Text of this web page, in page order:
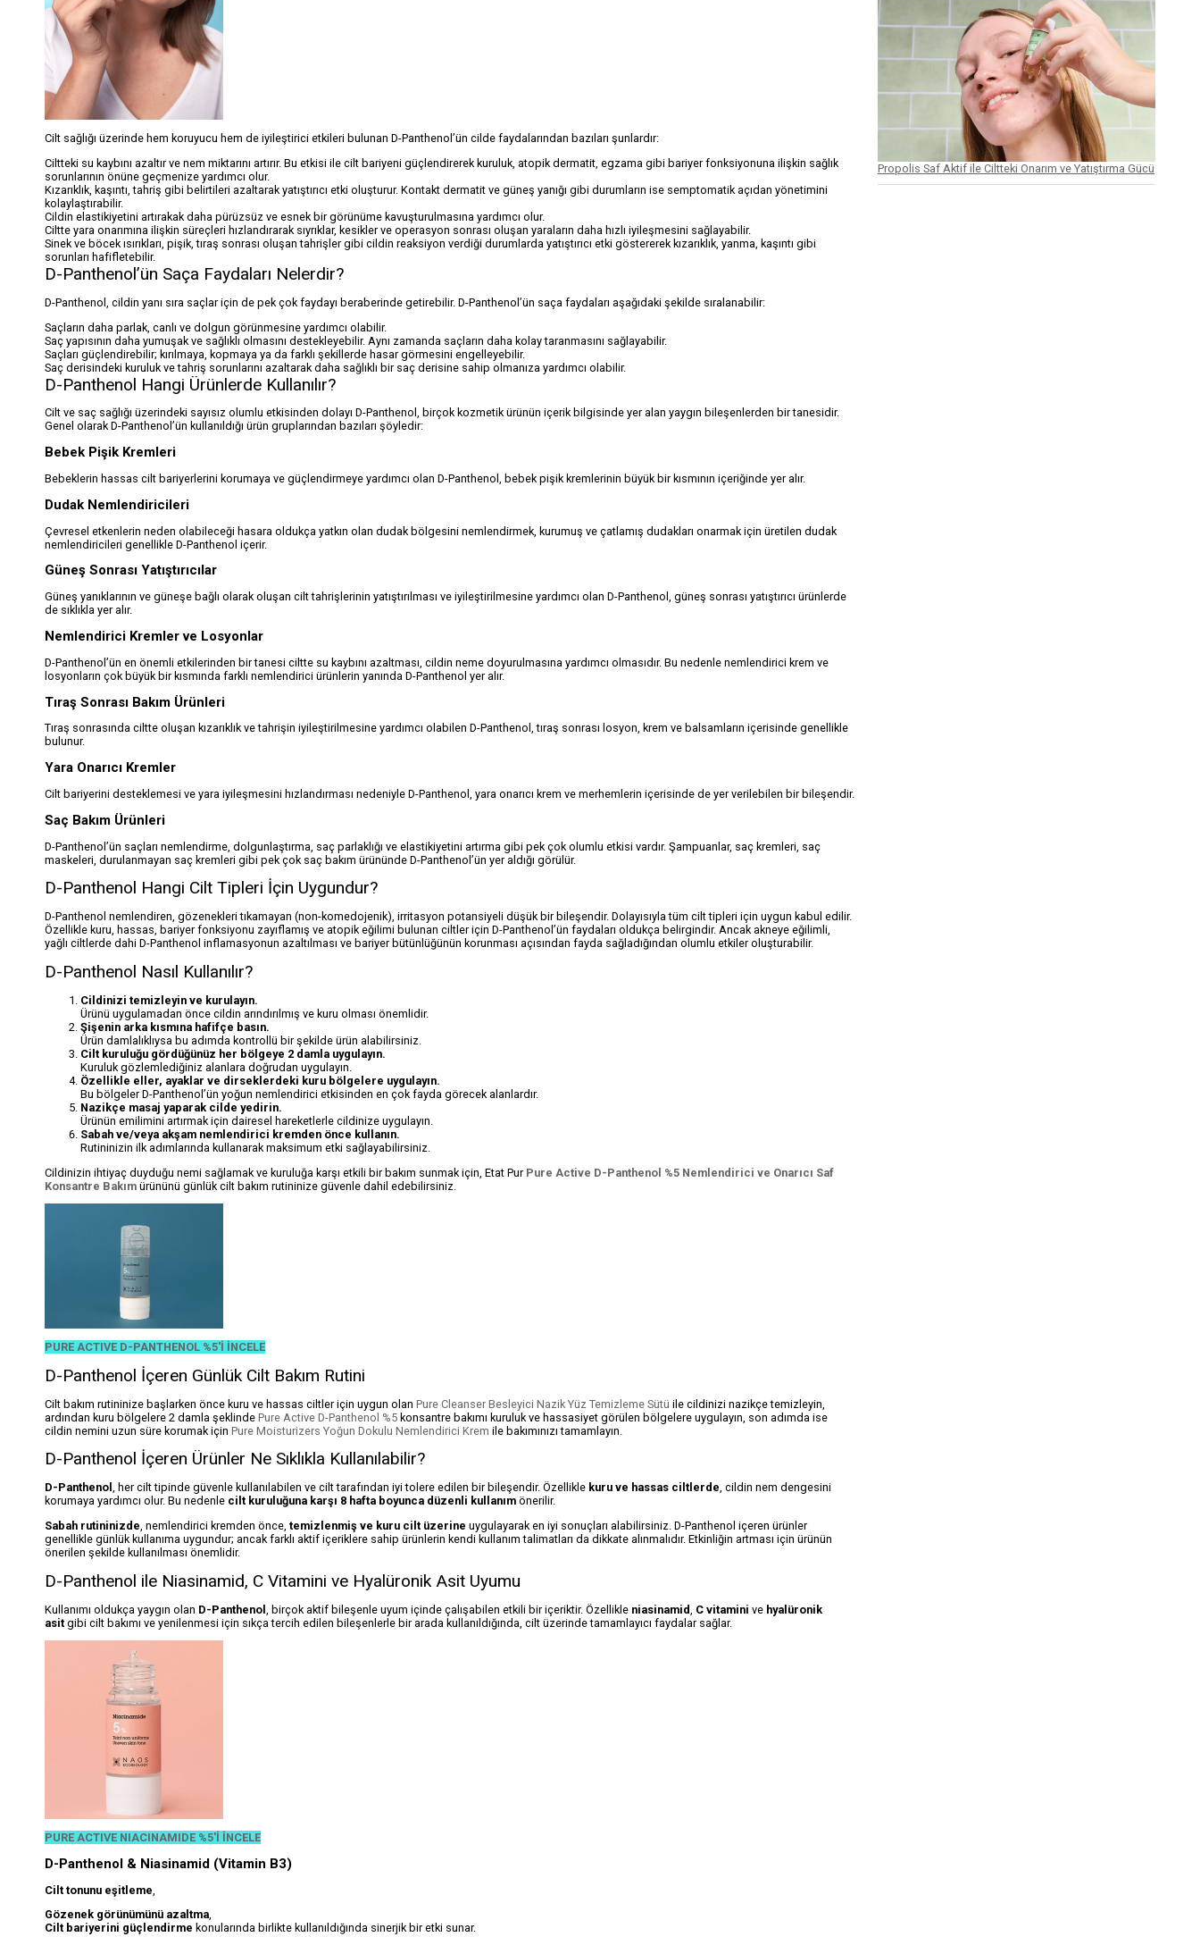
Cilt sağlığı üzerinde hem koruyucu hem de iyileştirici etkileri bulunan D-Panthenol’ün cilde faydalarından bazıları şunlardır:
Ciltteki su kaybını azaltır ve nem miktarını artırır. Bu etkisi ile cilt bariyeni güçlendirerek kuruluk, atopik dermatit, egzama gibi bariyer fonksiyonuna ilişkin sağlık
sorunlarının önüne geçmenize yardımcı olur.
Kızarıklık, kaşıntı, tahriş gibi belirtileri azaltarak yatıştırıcı etki oluşturur. Kontakt dermatit ve güneş yanığı gibi durumların ise semptomatik açıdan yönetimini
kolaylaştırabilir.
Cildin elastikiyetini artırakak daha pürüzsüz ve esnek bir görünüme kavuşturulmasına yardımcı olur.
Ciltte yara onarımına ilişkin süreçleri hızlandırarak sıyrıklar, kesikler ve operasyon sonrası oluşan yaraların daha hızlı iyileşmesini sağlayabilir.
Sinek ve böcek ısırıkları, pişik, tıraş sonrası oluşan tahrişler gibi cildin reaksiyon verdiği durumlarda yatıştırıcı etki göstererek kızarıklık, yanma, kaşıntı gibi
sorunları hafifletebilir.
D-Panthenol’ün Saça Faydaları Nelerdir?
D-Panthenol, cildin yanı sıra saçlar için de pek çok faydayı beraberinde getirebilir. D-Panthenol’ün saça faydaları aşağıdaki şekilde sıralanabilir:
Saçların daha parlak, canlı ve dolgun görünmesine yardımcı olabilir.
Saç yapısının daha yumuşak ve sağlıklı olmasını destekleyebilir. Aynı zamanda saçların daha kolay taranmasını sağlayabilir.
Saçları güçlendirebilir; kırılmaya, kopmaya ya da farklı şekillerde hasar görmesini engelleyebilir.
Saç derisindeki kuruluk ve tahriş sorunlarını azaltarak daha sağlıklı bir saç derisine sahip olmanıza yardımcı olabilir.
D-Panthenol Hangi Ürünlerde Kullanılır?
Cilt ve saç sağlığı üzerindeki sayısız olumlu etkisinden dolayı D-Panthenol, birçok kozmetik ürünün içerik bilgisinde yer alan yaygın bileşenlerden bir tanesidir.
Genel olarak D-Panthenol’ün kullanıldığı ürün gruplarından bazıları şöyledir:
Bebek Pişik Kremleri
Bebeklerin hassas cilt bariyerlerini korumaya ve güçlendirmeye yardımcı olan D-Panthenol, bebek pişik kremlerinin büyük bir kısmının içeriğinde yer alır.
Dudak Nemlendiricileri
Çevresel etkenlerin neden olabileceği hasara oldukça yatkın olan dudak bölgesini nemlendirmek, kurumuş ve çatlamış dudakları onarmak için üretilen dudak
nemlendiricileri genellikle D-Panthenol içerir.
Güneş Sonrası Yatıştırıcılar
Güneş yanıklarının ve güneşe bağlı olarak oluşan cilt tahrişlerinin yatıştırılması ve iyileştirilmesine yardımcı olan D-Panthenol, güneş sonrası yatıştırıcı ürünlerde
de sıklıkla yer alır.
Nemlendirici Kremler ve Losyonlar
D-Panthenol’ün en önemli etkilerinden bir tanesi ciltte su kaybını azaltması, cildin neme doyurulmasına yardımcı olmasıdır. Bu nedenle nemlendirici krem ve
losyonların çok büyük bir kısmında farklı nemlendirici ürünlerin yanında D-Panthenol yer alır.
Tıraş Sonrası Bakım Ürünleri
Tıraş sonrasında ciltte oluşan kızarıklık ve tahrişin iyileştirilmesine yardımcı olabilen D-Panthenol, tıraş sonrası losyon, krem ve balsamların içerisinde genellikle
bulunur.
Yara Onarıcı Kremler
Cilt bariyerini desteklemesi ve yara iyileşmesini hızlandırması nedeniyle D-Panthenol, yara onarıcı krem ve merhemlerin içerisinde de yer verilebilen bir bileşendir.
Saç Bakım Ürünleri
D-Panthenol’ün saçları nemlendirme, dolgunlaştırma, saç parlaklığı ve elastikiyetini artırma gibi pek çok olumlu etkisi vardır. Şampuanlar, saç kremleri, saç
maskeleri, durulanmayan saç kremleri gibi pek çok saç bakım ürününde D-Panthenol’ün yer aldığı görülür.
D-Panthenol Hangi Cilt Tipleri İçin Uygundur?
D-Panthenol nemlendiren, gözenekleri tıkamayan (non-komedojenik), irritasyon potansiyeli düşük bir bileşendir. Dolayısıyla tüm cilt tipleri için uygun kabul edilir.
Özellikle kuru, hassas, bariyer fonksiyonu zayıflamış ve atopik eğilimi bulunan ciltler için D-Panthenol’ün faydaları oldukça belirgindir. Ancak akneye eğilimli,
yağlı ciltlerde dahi D-Panthenol inflamasyonun azaltılması ve bariyer bütünlüğünün korunması açısından fayda sağladığından olumlu etkiler oluşturabilir.
D-Panthenol Nasıl Kullanılır?
Cildinizi temizleyin ve kurulayın.
Ürünü uygulamadan önce cildin arındırılmış ve kuru olması önemlidir.
Şişenin arka kısmına hafifçe basın.
Ürün damlalıklıysa bu adımda kontrollü bir şekilde ürün alabilirsiniz.
Cilt kuruluğu gördüğünüz her bölgeye 2 damla uygulayın.
Kuruluk gözlemlediğiniz alanlara doğrudan uygulayın.
Özellikle eller, ayaklar ve dirseklerdeki kuru bölgelere uygulayın.
Bu bölgeler D-Panthenol’ün yoğun nemlendirici etkisinden en çok fayda görecek alanlardır.
Nazikçe masaj yaparak cilde yedirin.
Ürünün emilimini artırmak için dairesel hareketlerle cildinize uygulayın.
Sabah ve/veya akşam nemlendirici kremden önce kullanın.
Rutininizin ilk adımlarında kullanarak maksimum etki sağlayabilirsiniz.
Cildinizin ihtiyaç duyduğu nemi sağlamak ve kuruluğa karşı etkili bir bakım sunmak için, Etat Pur Pure Active D-Panthenol %5 Nemlendirici ve Onarıcı Saf
Konsantre Bakım ürününü günlük cilt bakım rutininize güvenle dahil edebilirsiniz.
PURE ACTIVE D-PANTHENOL %5'İ İNCELE
D-Panthenol İçeren Günlük Cilt Bakım Rutini
Cilt bakım rutininize başlarken önce kuru ve hassas ciltler için uygun olan Pure Cleanser Besleyici Nazik Yüz Temizleme Sütü ile cildinizi nazikçe temizleyin,
ardından kuru bölgelere 2 damla şeklinde Pure Active D-Panthenol %5 konsantre bakımı kuruluk ve hassasiyet görülen bölgelere uygulayın, son adımda ise
cildin nemini uzun süre korumak için Pure Moisturizers Yoğun Dokulu Nemlendirici Krem ile bakımınızı tamamlayın.
D-Panthenol İçeren Ürünler Ne Sıklıkla Kullanılabilir?
D-Panthenol , her cilt tipinde güvenle kullanılabilen ve cilt tarafından iyi tolere edilen bir bileşendir. Özellikle kuru ve hassas ciltlerde, cildin nem dengesini
korumaya yardımcı olur. Bu nedenle cilt kuruluğuna karşı 8 hafta boyunca düzenli kullanım önerilir.
Sabah rutininizde , nemlendirici kremden önce, temizlenmiş ve kuru cilt üzerine uygulayarak en iyi sonuçları alabilirsiniz. D-Panthenol içeren ürünler
genellikle günlük kullanıma uygundur; ancak farklı aktif içeriklere sahip ürünlerin kendi kullanım talimatları da dikkate alınmalıdır. Etkinliğin artması için ürünün
önerilen şekilde kullanılması önemlidir.
D-Panthenol ile Niasinamid, C Vitamini ve Hyalüronik Asit Uyumu
Kullanımı oldukça yaygın olan D-Panthenol , birçok aktif bileşenle uyum içinde çalışabilen etkili bir içeriktir. Özellikle niasinamid C vitamini ve hyalüronik
asit gibi cilt bakımı ve yenilenmesi için sıkça tercih edilen bileşenlerle bir arada kullanıldığında, cilt üzerinde tamamlayıcı faydalar sağlar.
PURE ACTIVE NIACINAMIDE %5'İ İNCELE
D-Panthenol & Niasinamid (Vitamin B3)
Cilt tonunu eşitleme
Gözenek görünümünü azaltma,
Cilt bariyerini güçlendirme konularında birlikte kullanıldığında sinerjik bir etki sunar.
Propolis Saf Aktif ile Ciltteki Onarım ve Yatıştırma Gücü